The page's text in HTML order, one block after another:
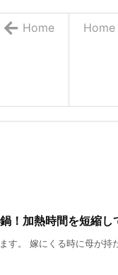
Home
Home
！加熱時間を短縮し
す。 嫁にくる時に母が持